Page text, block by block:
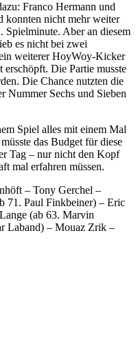
Franco Hermann und
konnten nicht mehr weiter
Spielminute. Aber an diesem
es nicht bei zwei
weiterer HoyWoy-Kicker
Die Partie musste
Die Chance nutzten die
Nummer Sechs und Sieben
Spiel alles mit einem Mal
das Budget für diese
Tag – nur nicht den Kopf
mal erfahren müssen.
– Tony Gerchel –
71. Paul Finkbeiner) – Eric
(ab 63. Marvin
Laband) – Mouaz Zrik –